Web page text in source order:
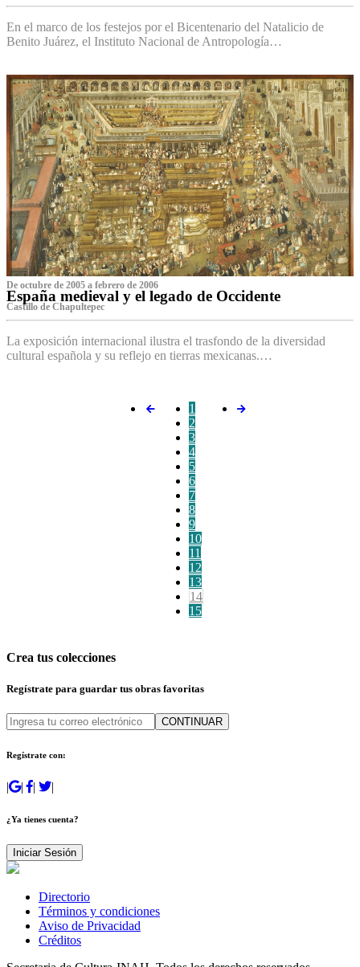
En el marco de los festejos por el Bicentenario del Natalicio de
Benito Juárez, el Instituto Nacional de Antropología…
De octubre de 2005 a febrero de 2006
España medieval y el legado de Occidente
Castillo de Chapultepec
La exposición internacional ilustra el trasfondo de la diversidad
cultural española y su reflejo en tierras mexicanas.…
1
2
3
4
5
6
7
8
9
10
11
12
13
14
15
Crea tus colecciones
Regístrate para guardar tus obras favoritas
CONTINUAR
Regístrate con:
| | | |
¿Ya tienes cuenta?
Iniciar Sesión
Directorio
Términos y condiciones
Aviso de Privacidad
Créditos